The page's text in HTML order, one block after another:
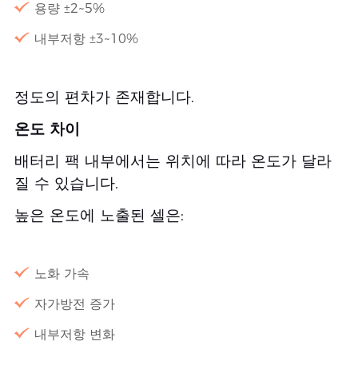
용량 ±2~5%
내부저항 ±3~10%
정도의 편차가 존재합니다.
온도 차이
배터리 팩 내부에서는 위치에 따라 온도가 달라
질 수 있습니다.
높은 온도에 노출된 셀은:
노화 가속
자가방전 증가
내부저항 변화